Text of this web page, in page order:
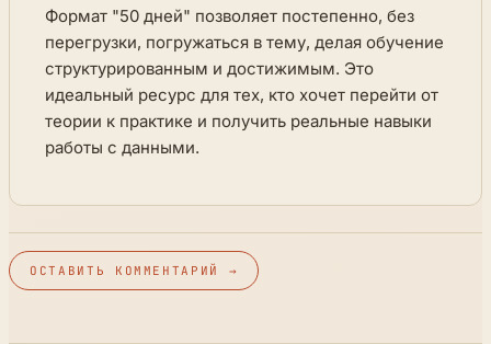
Формат "50 дней" позволяет постепенно, без
перегрузки, погружаться в тему, делая обучение
структурированным и достижимым. Это
идеальный ресурс для тех, кто хочет перейти от
теории к практике и получить реальные навыки
работы с данными.
ОСТАВИТЬ КОММЕНТАРИЙ →